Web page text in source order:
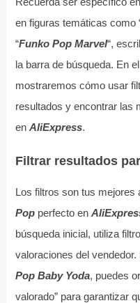
en figuras temáticas como
“Funko Pop Marvel“,
la barra de búsqueda. En
mostraremos cómo usar
resultados y encontrar las
en AliExpress.
Filtrar resultados
Los filtros son tus mejores
Popperfecto en
búsqueda inicial, utiliza
valoraciones del
Pop Baby Yoda, puedes
valorado” para garantizar